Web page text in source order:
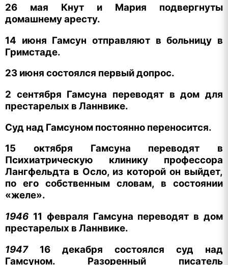
26 мая Кнут и Мария подвергнуты
домашнему аресту.
14 июня Гамсун отправляют в больницу в
Гримстаде.
23 июня состоялся первый допрос.
2 сентября Гамсуна переводят в дом для
престарелых в Ланнвике.
Суд над Гамсуном постоянно переносится.
15 октября Гамсуна переводят в
Психиатрическую клинику профессора
Лангфельдта в Осло, из которой он выйдет,
по его собственным словам, в состоянии
«желе».
1946 11 февраля Гамсуна переводят в дом
престарелых в Ланнвике.
1947 16 декабря состоялся суд над
Гамсуном. Разоренный писатель